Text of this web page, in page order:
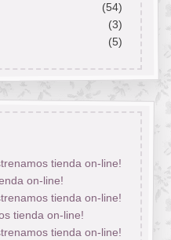
(54)
(3)
(5)
tienda on-line!
on-line!
tienda on-line!
tienda on-line!
tienda on-line!